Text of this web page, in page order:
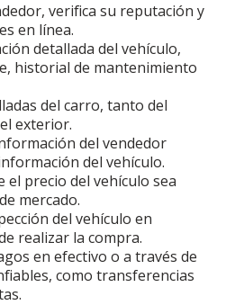
verifica su reputación y
en línea.
detallada del vehículo,
historial de mantenimiento
del carro, tanto del
exterior.
del vendedor
del vehículo.
el precio del vehículo sea
mercado.
del vehículo en
realizar la compra.
en efectivo o a través de
como transferencias